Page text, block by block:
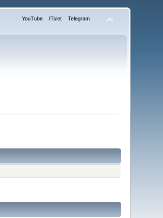
YouTube ITslet Telegram